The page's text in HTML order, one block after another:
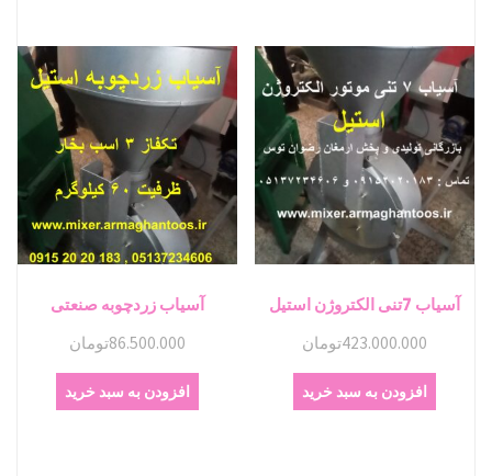
آسیاب 7تنی الکتروژن استیل
423.000.000تومان
افزودن به سبد خرید
آسیاب زردچوبه صنعتی
86.500.000تومان
افزودن به سبد خرید